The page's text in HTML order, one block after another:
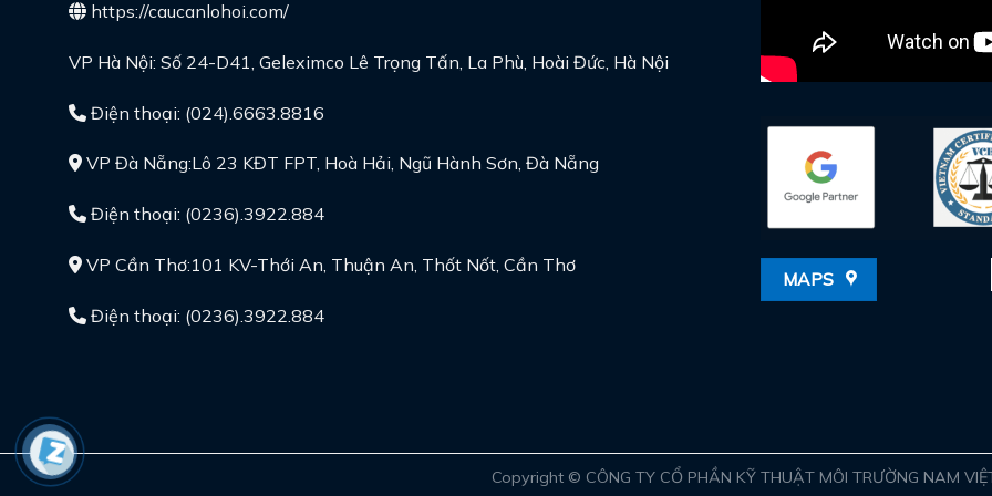
https://caucanlohoi.com/
VP Hà Nội: Số 24-D41, Geleximco Lê Trọng Tấn, La Phù, Hoài Đức, Hà Nội
Điện thoại: (024).6663.8816
VP Đà Nẵng:Lô 23 KĐT FPT, Hoà Hải, Ngũ Hành Sơn, Đà Nẵng
Điện thoại: (0236).3922.884
VP Cần Thơ:101 KV-Thới An, Thuận An, Thốt Nốt, Cần Thơ
Điện thoại: (0236).3922.884
MAPS
Copyright © CÔNG TY CỔ PHẦN KỸ THUẬT MÔI TRƯỜNG NAM